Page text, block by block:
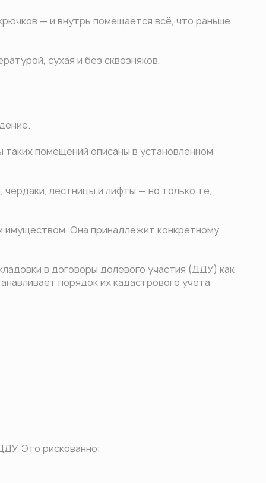
— и внутрь помещается всё, что раньше
сухая и без сквозняков.
помещений описаны в установленном
лестницы и лифты — но только те,
имуществом. Она принадлежит конкретному
в договоры долевого участия (ДДУ) как
порядок их кадастрового учёта
Это рискованно: